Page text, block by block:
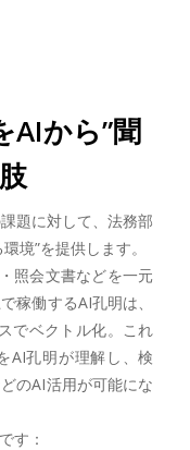
AIから”聞
題に対して、法務部
境”を提供します。
照会文書などを一元
稼働するAI孔明は、
でベクトル化。これ
AI孔明が理解し、検
のAI活用が可能にな
す：